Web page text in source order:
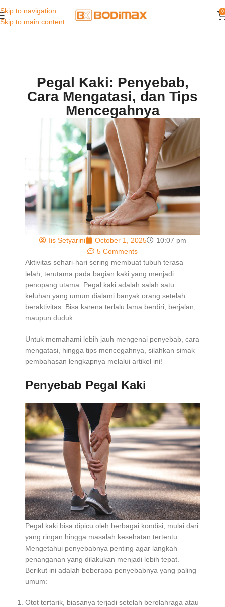
Skip to navigation
Skip to main content
0
Pegal Kaki: Penyebab,
Cara Mengatasi, dan Tips
Mencegahnya
Iis Setyarini October 1, 2025
10:07 pm
5 Comments
Aktivitas sehari-hari sering membuat tubuh terasa
lelah, terutama pada bagian kaki yang menjadi
penopang utama. Pegal kaki adalah salah satu
keluhan yang umum dialami banyak orang setelah
beraktivitas. Bisa karena terlalu lama berdiri, berjalan,
maupun duduk.
Untuk memahami lebih jauh mengenai penyebab, cara
mengatasi, hingga tips mencegahnya, silahkan simak
pembahasan lengkapnya melalui artikel ini!
Penyebab Pegal Kaki
Pegal kaki bisa dipicu oleh berbagai kondisi, mulai dari
yang ringan hingga masalah kesehatan tertentu.
Mengetahui penyebabnya penting agar langkah
penanganan yang dilakukan menjadi lebih tepat.
Berikut ini adalah beberapa penyebabnya yang paling
umum:
Otot tertarik, biasanya terjadi setelah berolahraga atau